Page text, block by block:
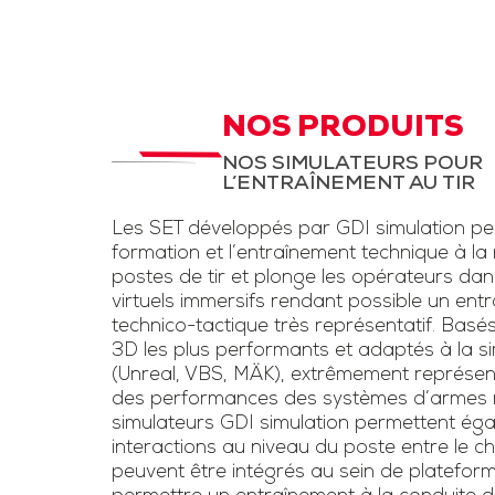
à la menace drone et
la lutte anti-drone.
Inclut un kit pour drone
brouilleur une voie
une simulation
l’usage de
voie »
NOS PRODUITS
NOS SIMULATEURS POUR
L’ENTRAÎNEMENT AU TIR
Les SET développés par GDI simulation
formation et l’entraînement technique à la
postes de tir et plonge les opérateurs
virtuels immersifs rendant possible un
technico-tactique très représentatif.
3D les plus performants et adaptés à la
(Unreal, VBS, MÄK), extrêmement
des performances des systèmes d’armes
simulateurs GDI simulation permettent
interactions au niveau du poste entre le
peuvent être intégrés au sein de